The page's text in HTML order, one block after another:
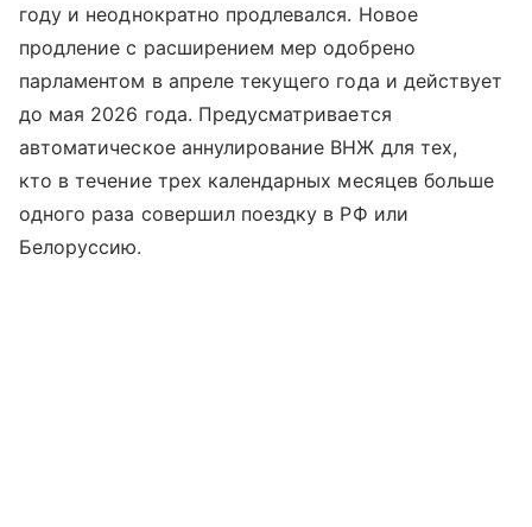
году и неоднократно продлевался. Новое
продление с расширением мер одобрено
парламентом в апреле текущего года и действует
до мая 2026 года. Предусматривается
автоматическое аннулирование ВНЖ для тех,
кто в течение трех календарных месяцев больше
одного раза совершил поездку в РФ или
Белоруссию.